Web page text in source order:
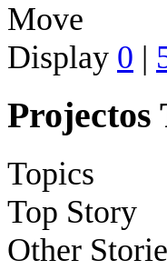
Move
Display 0 |
Projectos
Topics
Top Story
Other